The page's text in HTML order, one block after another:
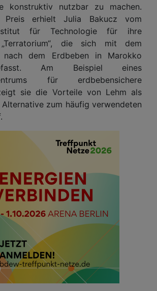
konstruktiv nutzbar zu machen.
Preis erhielt Julia Bakucz vom
für Technologie für ihre
die sich mit dem
nach dem Erdbeben in Marokko
Am Beispiel eines
für erdbebensichere
sie die Vorteile von Lehm als
zum häufig verwendeten